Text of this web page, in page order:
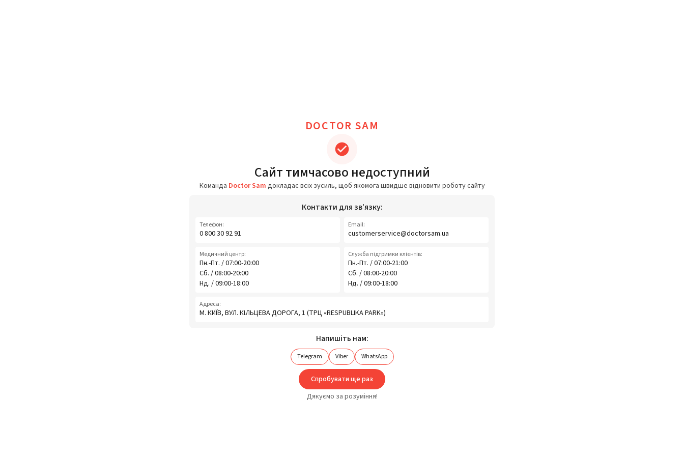
DOCTOR SAM
Сайт тимчасово недоступний
Команда Doctor Sam докладає всіх зусиль, щоб якомога швидше відновити роботу сайту
Контакти для зв'язку:
Телефон:
0 800 30 92 91
Email:
customerservice@doctorsam.ua
Медичний центр:
Пн.-Пт. / 07:00-20:00
Сб. / 08:00-20:00
Нд. / 09:00-18:00
Служба підтримки клієнтів:
Пн.-Пт. / 07:00-21:00
Сб. / 08:00-20:00
Нд. / 09:00-18:00
Адреса:
М. КИЇВ, ВУЛ. КІЛЬЦЕВА ДОРОГА, 1 (ТРЦ «RESPUBLIKA PARK»)
Напишіть нам:
Telegram Viber WhatsApp
Спробувати ще раз
Дякуємо за розуміння!